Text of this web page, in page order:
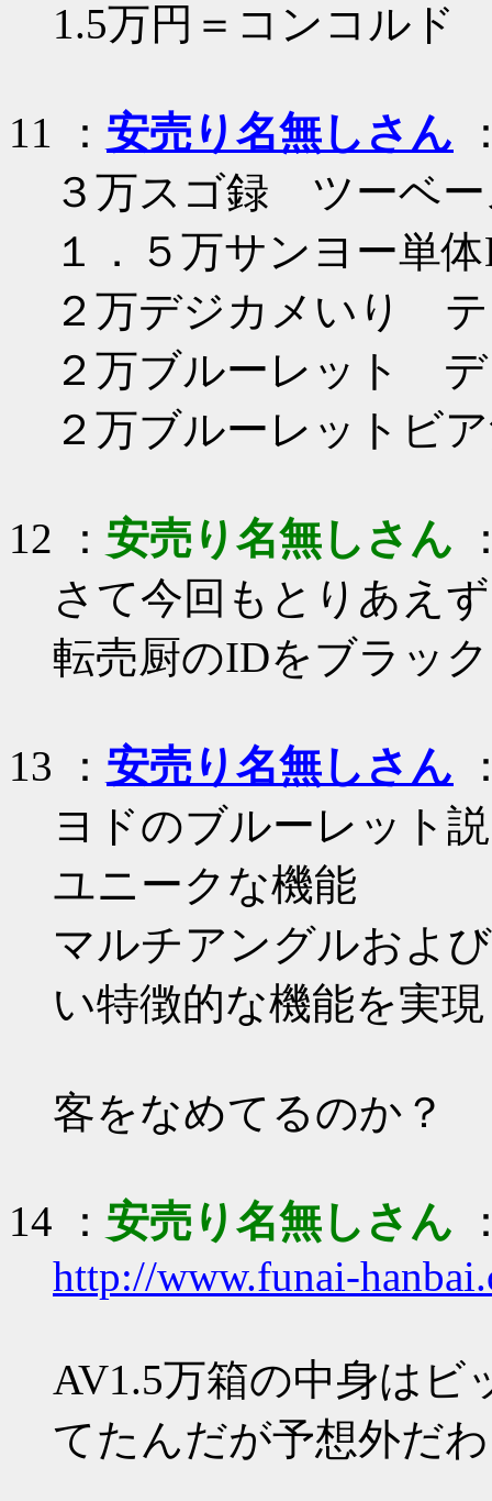
1.5万円＝コンコルド
11 ： 安売り名無しさん
３万スゴ録 ツーベ
１．５万サンヨー単
２万デジカメいり
２万ブルーレット
２万ブルーレットビ
12 ： 安売り名無しさん
さて今回もとりあえず
転売厨のIDをブラッ
13 ： 安売り名無しさん
ヨドのブルーレット
ユニークな機能
マルチアングルおよ
い特徴的な機能を実
客をなめてるのか？
14 ： 安売り名無しさん
http://www.funai-
AV1.5万箱の中身はビ
てたんだが予想外だわ